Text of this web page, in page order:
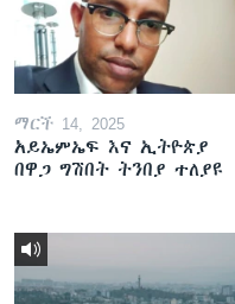
ማርች 14, 2025
አይኤምኤፍ እና ኢትዮጵያ
በዋጋ ግሽበት ትንበያ ተለያዩ